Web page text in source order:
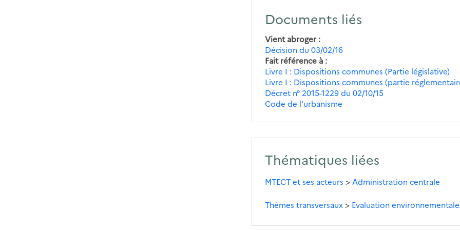
Documents liés
Vient abroger
Décision du 03/02/16
Fait référence à
Livre I : Dispositions communes (Partie législative)
Livre I : Dispositions communes (partie
Décret n° 2015-1229 du 02/10/15
Code de l'urbanisme
Thématiques liées
MTECT et ses acteurs > Administration centrale
Thèmes transversaux> Evaluation environnementale